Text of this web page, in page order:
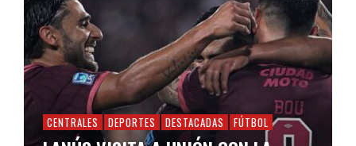
CENTRALES DEPORTES DESTACADAS FÚTBOL